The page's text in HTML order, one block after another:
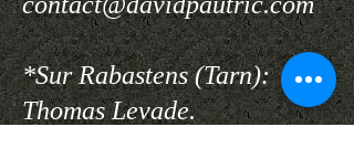
*Sur Rabastens (Tarn):
Thomas Levade.